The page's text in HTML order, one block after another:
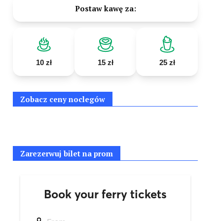
Postaw kawę za:
10 zł 15 zł 25 zł
Zobacz ceny noclegów
Zarezerwuj bilet na prom